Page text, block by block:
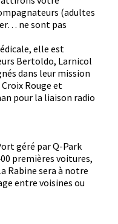
(adultes
ne sont pas
elle est
Bertoldo, Larnicol
dans leur mission
Rouge et
pour la liaison radio
géré par Q-Park
premières voitures,
Rabine sera à notre
entre voisines ou